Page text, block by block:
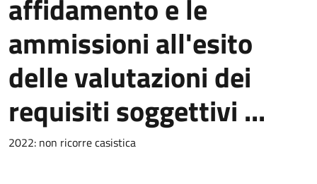
affidamento e le
ammissioni all'esito
delle valutazioni dei
requisiti soggettivi ...
2022: non ricorre casistica